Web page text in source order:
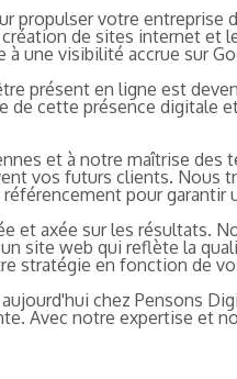
propulser votre
de sites internet
une visibilité accrue sur
présent en ligne est
cette présence digitale
et à notre maîtrise
vos futurs clients.
pour garantir
et axée sur les
site web qui reflète la
stratégie en fonction de
chez Pensons
Avec notre expertise et